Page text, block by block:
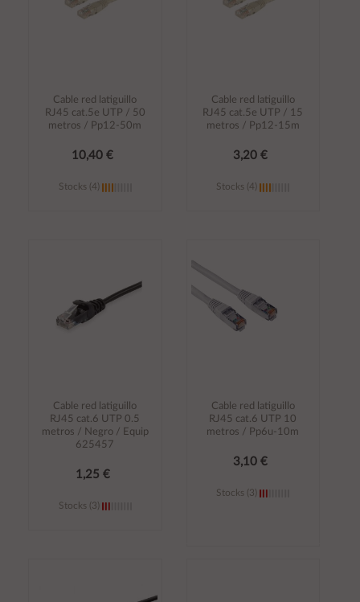
Cable red latiguillo
RJ45 cat.5e UTP / 50
metros / Pp12-50m
10,40 €
Stocks (4)
Cable red latiguillo
RJ45 cat.5e UTP / 15
metros / Pp12-15m
3,20 €
Stocks (4)
Cable red latiguillo
RJ45 cat.6 UTP 0.5
metros / Negro / Equip
625457
1,25 €
Stocks (3)
Cable red latiguillo
RJ45 cat.6 UTP 10
metros / Pp6u-10m
3,10 €
Stocks (3)